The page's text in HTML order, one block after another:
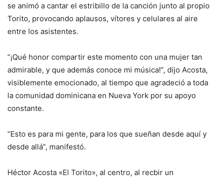
se animó a cantar el estribillo de la canción junto al propio
Torito, provocando aplausos, vítores y celulares al aire
entre los asistentes.
“¡Qué honor compartir este momento con una mujer tan
admirable, y que además conoce mi música!”, dijo Acosta,
visiblemente emocionado, al tiempo que agradeció a toda
la comunidad dominicana en Nueva York por su apoyo
constante.
“Esto es para mi gente, para los que sueñan desde aquí y
desde allá”, manifestó.
Héctor Acosta «El Torito», al centro, al recbir un